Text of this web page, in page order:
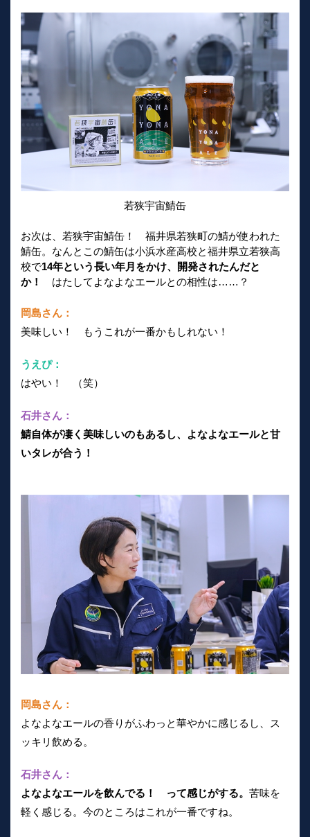
若狭宇宙鯖缶
お次は、若狭宇宙鯖缶！ 福井県若狭町の鯖が使われた
鯖缶。なんとこの鯖缶は小浜水産高校と福井県立若狭高
校で14年という長い年月をかけ、開発されたんだと
か！
はたしてよなよなエールとの相性は……？
岡島さん：
美味しい！ もうこれが一番かもしれない！
うえぴ：
はやい！ （笑）
石井さん：
鯖自体が凄く美味しいのもあるし、よなよなエールと甘
いタレが合う！
岡島さん：
よなよなエールの香りがふわっと華やかに感じるし、ス
ッキリ飲める。
石井さん：
よなよなエールを飲んでる！ って感じがする。 苦味を
軽く感じる。今のところはこれが一番ですね。